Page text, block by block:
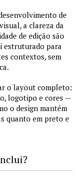
de
a clareza da
de edição são
estruturado para
contextos, sem
o layout completo:
logotipo e cores —
o design mantém
quanto em preto e